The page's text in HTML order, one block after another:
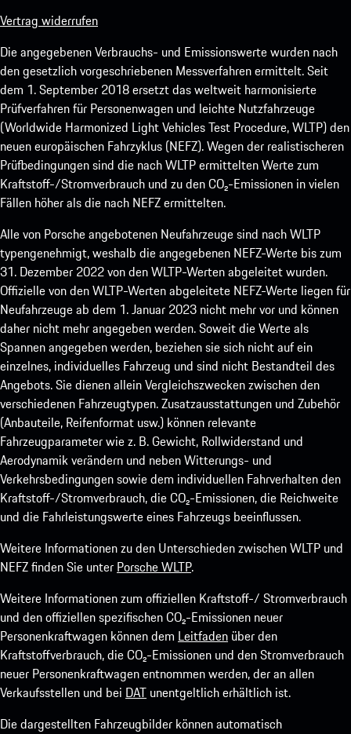
Vertrag widerrufen
Die angegebenen Verbrauchs- und Emissionswerte wurden nach
den gesetzlich vorgeschriebenen Messverfahren ermittelt. Seit
dem 1. September 2018 ersetzt das weltweit harmonisierte
Prüfverfahren für Personenwagen und leichte Nutzfahrzeuge
(Worldwide Harmonized Light Vehicles Test Procedure, WLTP) den
neuen europäischen Fahrzyklus (NEFZ). Wegen der realistischeren
Prüfbedingungen sind die nach WLTP ermittelten Werte zum
Kraftstoff-/Stromverbrauch und zu den CO₂-Emissionen in vielen
Fällen höher als die nach NEFZ ermittelten.
Alle von Porsche angebotenen Neufahrzeuge sind nach WLTP
typengenehmigt, weshalb die angegebenen NEFZ-Werte bis zum
31. Dezember 2022 von den WLTP-Werten abgeleitet wurden.
Offizielle von den WLTP-Werten abgeleitete NEFZ-Werte liegen für
Neufahrzeuge ab dem 1. Januar 2023 nicht mehr vor und können
daher nicht mehr angegeben werden. Soweit die Werte als
Spannen angegeben werden, beziehen sie sich nicht auf ein
einzelnes, individuelles Fahrzeug und sind nicht Bestandteil des
Angebots. Sie dienen allein Vergleichszwecken zwischen den
verschiedenen Fahrzeugtypen. Zusatzausstattungen und Zubehör
(Anbauteile, Reifenformat usw.) können relevante
Fahrzeugparameter wie z. B. Gewicht, Rollwiderstand und
Aerodynamik verändern und neben Witterungs- und
Verkehrsbedingungen sowie dem individuellen Fahrverhalten den
Kraftstoff-/Stromverbrauch, die CO₂-Emissionen, die Reichweite
und die Fahrleistungswerte eines Fahrzeugs beeinflussen.
Weitere Informationen zu den Unterschieden zwischen WLTP und
NEFZ finden Sie unter Porsche WLTP.
Weitere Informationen zum offiziellen Kraftstoff-/ Stromverbrauch
und den offiziellen spezifischen CO₂-Emissionen neuer
Personenkraftwagen können dem Leitfaden über den
Kraftstoffverbrauch, die CO₂-Emissionen und den Stromverbrauch
neuer Personenkraftwagen entnommen werden, der an allen
Verkaufsstellen und bei DAT unentgeltlich erhältlich ist.
Die dargestellten Fahrzeugbilder können automatisch